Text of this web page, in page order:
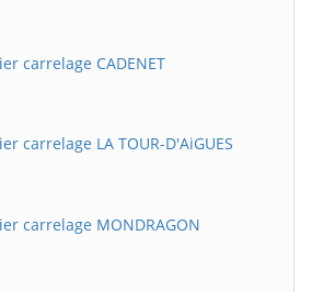
carrelage CADENET
carrelage LA TOUR-D'AiGUES
carrelage MONDRAGON